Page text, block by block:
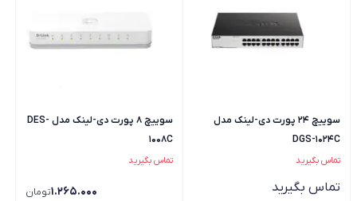
سوییچ 24 پورت دی-لینک مدل
DGS-1024C
تماس بگیرید
تماس بگیرید
سوییچ 8 پورت دی-لینک مدل DES-
1008C
تماس بگیرید
1.265.000تومان